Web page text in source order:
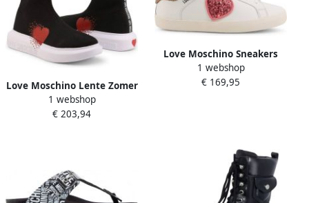
Love Moschino Lente Zomer
Collectie ssneakers Stijl
Ja15134G1Eizi Zwart
1 webshop
€ 203,94
Love Moschino Sneakers
Ja15402G1Ei41 Wit Dames
1 webshop
€ 169,95